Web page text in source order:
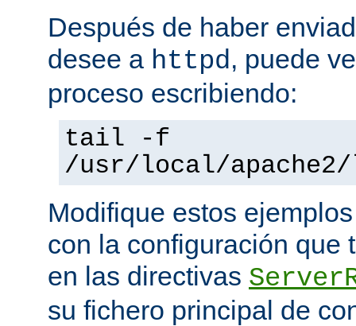
Después de haber
desee a httpd, puede
proceso escribiendo:
tail -f
/usr/local/
Modifique estos
con la configuración que
en las directivas
su fichero principal de